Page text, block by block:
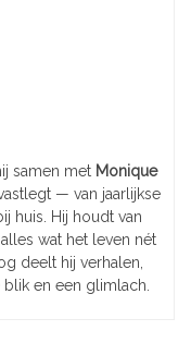
samen met Monique
— van jaarlijkse
huis. Hij houdt van
wat het leven nét
deelt hij verhalen,
blik en een glimlach.